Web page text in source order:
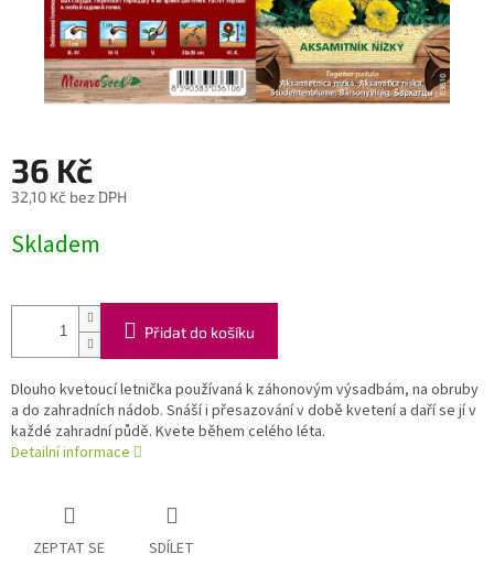
36 Kč
32,10 Kč bez DPH
cena:
Skladem
Přidat do košíku
Dlouho kvetoucí letnička používaná k záhonovým výsadbám, na obruby
a do zahradních nádob. Snáší i přesazování v době kvetení a daří se jí v
každé zahradní půdě. Kvete během celého léta.
Detailní informace
ZEPTAT SE SDÍLET